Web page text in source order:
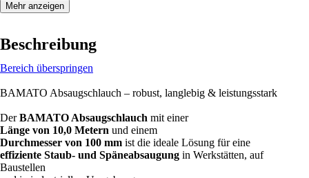
Mehr anzeigen
Beschreibung
Bereich überspringen
BAMATO Absaugschlauch – robust, langlebig & leistungsstark
DerBAMATO Absaugschlauch mit einer
Länge von 10,0 Metern und einem
Durchmesser von 100 mm ist die ideale Lösung für eine
effiziente Staub- und Späneabsaugung in Werkstätten, auf
Baustellen